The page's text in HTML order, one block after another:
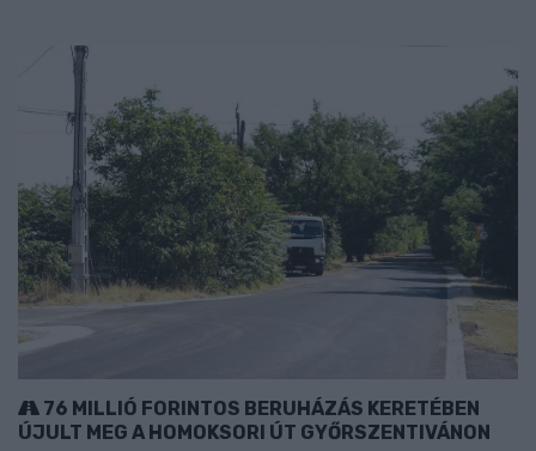
76 MILLIÓ FORINTOS BERUHÁZÁS KERETÉBEN
ÚJULT MEG A HOMOKSORI ÚT GYŐRSZENTIVÁNON